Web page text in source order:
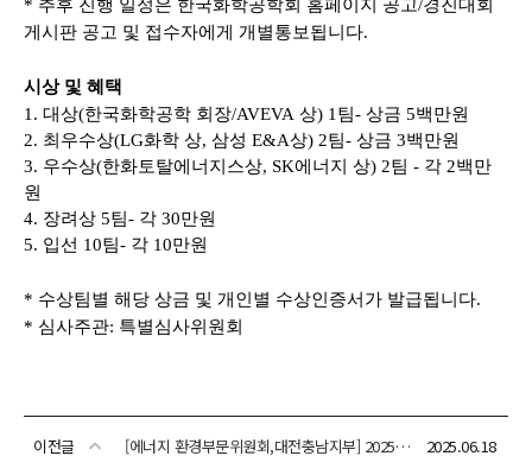
이전글 [에너지 환경부문위원회,대전충남지부] 2025 지속가능한 사회를 위한 공동 심포지엄 안내(7.17(목)~18(금)) 2025.06.18